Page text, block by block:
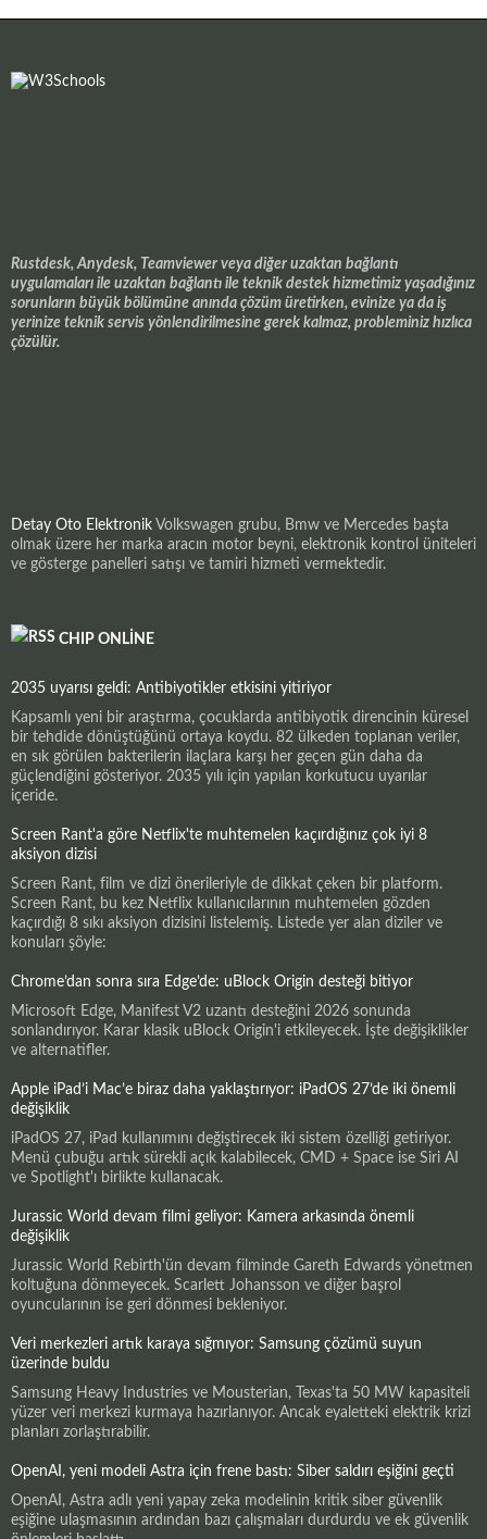
Rustdesk, Anydesk, Teamviewer veya diğer uzaktan bağlantı
uygulamaları ile uzaktan bağlantı ile teknik destek hizmetimiz yaşadığınız
sorunların büyük bölümüne anında çözüm üretirken, evinize ya da iş
yerinize teknik servis yönlendirilmesine gerek kalmaz, probleminiz hızlıca
çözülür.
Detay Oto Elektronik Volkswagen grubu, Bmw ve Mercedes başta
olmak üzere her marka aracın motor beyni, elektronik kontrol üniteleri
ve gösterge panelleri satışı ve tamiri hizmeti vermektedir.
CHIP ONLINE
2035 uyarısı geldi: Antibiyotikler etkisini yitiriyor
Kapsamlı yeni bir araştırma, çocuklarda antibiyotik direncinin küresel
bir tehdide dönüştüğünü ortaya koydu. 82 ülkeden toplanan veriler,
en sık görülen bakterilerin ilaçlara karşı her geçen gün daha da
güçlendiğini gösteriyor. 2035 yılı için yapılan korkutucu uyarılar
içeride.
Screen Rant'a göre Netflix'te muhtemelen kaçırdığınız çok iyi 8
aksiyon dizisi
Screen Rant, film ve dizi önerileriyle de dikkat çeken bir platform.
Screen Rant, bu kez Netflix kullanıcılarının muhtemelen gözden
kaçırdığı 8 sıkı aksiyon dizisini listelemiş. Listede yer alan diziler ve
konuları şöyle:
Chrome’dan sonra sıra Edge’de: uBlock Origin desteği bitiyor
Microsoft Edge, Manifest V2 uzantı desteğini 2026 sonunda
sonlandırıyor. Karar klasik uBlock Origin'i etkileyecek. İşte değişiklikler
ve alternatifler.
Apple iPad’i Mac’e biraz daha yaklaştırıyor: iPadOS 27’de iki önemli
değişiklik
iPadOS 27, iPad kullanımını değiştirecek iki sistem özelliği getiriyor.
Menü çubuğu artık sürekli açık kalabilecek, CMD + Space ise Siri AI
ve Spotlight'ı birlikte kullanacak.
Jurassic World devam filmi geliyor: Kamera arkasında önemli
değişiklik
Jurassic World Rebirth'ün devam filminde Gareth Edwards yönetmen
koltuğuna dönmeyecek. Scarlett Johansson ve diğer başrol
oyuncularının ise geri dönmesi bekleniyor.
Veri merkezleri artık karaya sığmıyor: Samsung çözümü suyun
üzerinde buldu
Samsung Heavy Industries ve Mousterian, Texas'ta 50 MW kapasiteli
yüzer veri merkezi kurmaya hazırlanıyor. Ancak eyaletteki elektrik krizi
planları zorlaştırabilir.
OpenAI, yeni modeli Astra için frene bastı: Siber saldırı eşiğini geçti
OpenAI, Astra adlı yeni yapay zeka modelinin kritik siber güvenlik
eşiğine ulaşmasının ardından bazı çalışmaları durdurdu ve ek güvenlik